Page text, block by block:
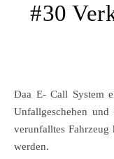
#30
Daa E- Call System eines Fahrzeugs detektierte vermutlich ein
Unfallgeschehen
verunfalltes
werden.